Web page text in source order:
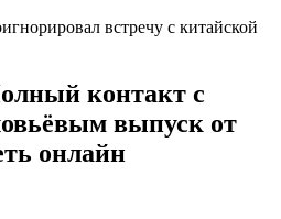
встречу с китайской
контакт с
выпуск от
онлайн